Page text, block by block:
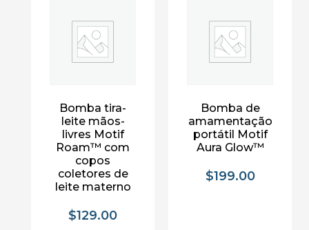
Bomba tira-
leite mãos-
livres Motif
Roam™ com
copos
coletores de
leite materno
$129.00
Bomba de
amamentação
portátil Motif
Aura Glow™
$199.00